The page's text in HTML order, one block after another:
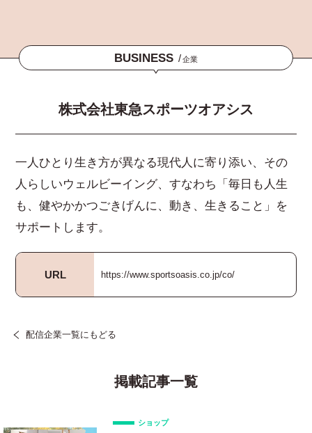
BUSINESS /企業
株式会社東急スポーツオアシス
一人ひとり生き方が異なる現代人に寄り添い、その
人らしいウェルビーイング、すなわち「毎日も人生
も、健やかかつごきげんに、動き、生きること」を
サポートします。
URL https://www.sportsoasis.co.jp/co/
配信企業一覧にもどる
掲載記事一覧
ショップ